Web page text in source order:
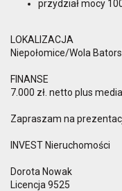
przydział mocy
LOKALIZACJA
Niepołomice/Wola
FINANSE
7.000 zł. netto plus media
Zapraszam na
INVEST Nieruchomości
Dorota Nowak
Licencja 9525